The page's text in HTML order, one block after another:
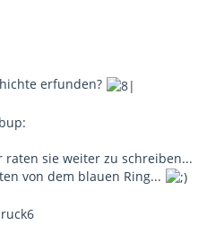
erfunden?
sie weiter zu schreiben...
von dem blauen Ring...